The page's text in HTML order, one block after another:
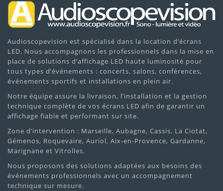
Audioscopevision est spécialisé dans la location d’écrans
LED. Nous accompagnons les professionnels dans la mise en
place de solutions d’affichage LED haute luminosité pour
tous types d’événements : concerts, salons, conférences,
événements sportifs et installations en plein air.
Notre équipe assure la livraison, l’installation et la gestion
technique complète de vos écrans LED afin de garantir un
affichage fiable et performant sur site.
Zone d’intervention : Marseille, Aubagne, Cassis, La Ciotat,
Gémenos, Roquevaire, Auriol, Aix-en-Provence, Gardanne,
Marignane et Vitrolles.
Nous proposons des solutions adaptées aux besoins des
événements professionnels avec un accompagnement
technique sur mesure.